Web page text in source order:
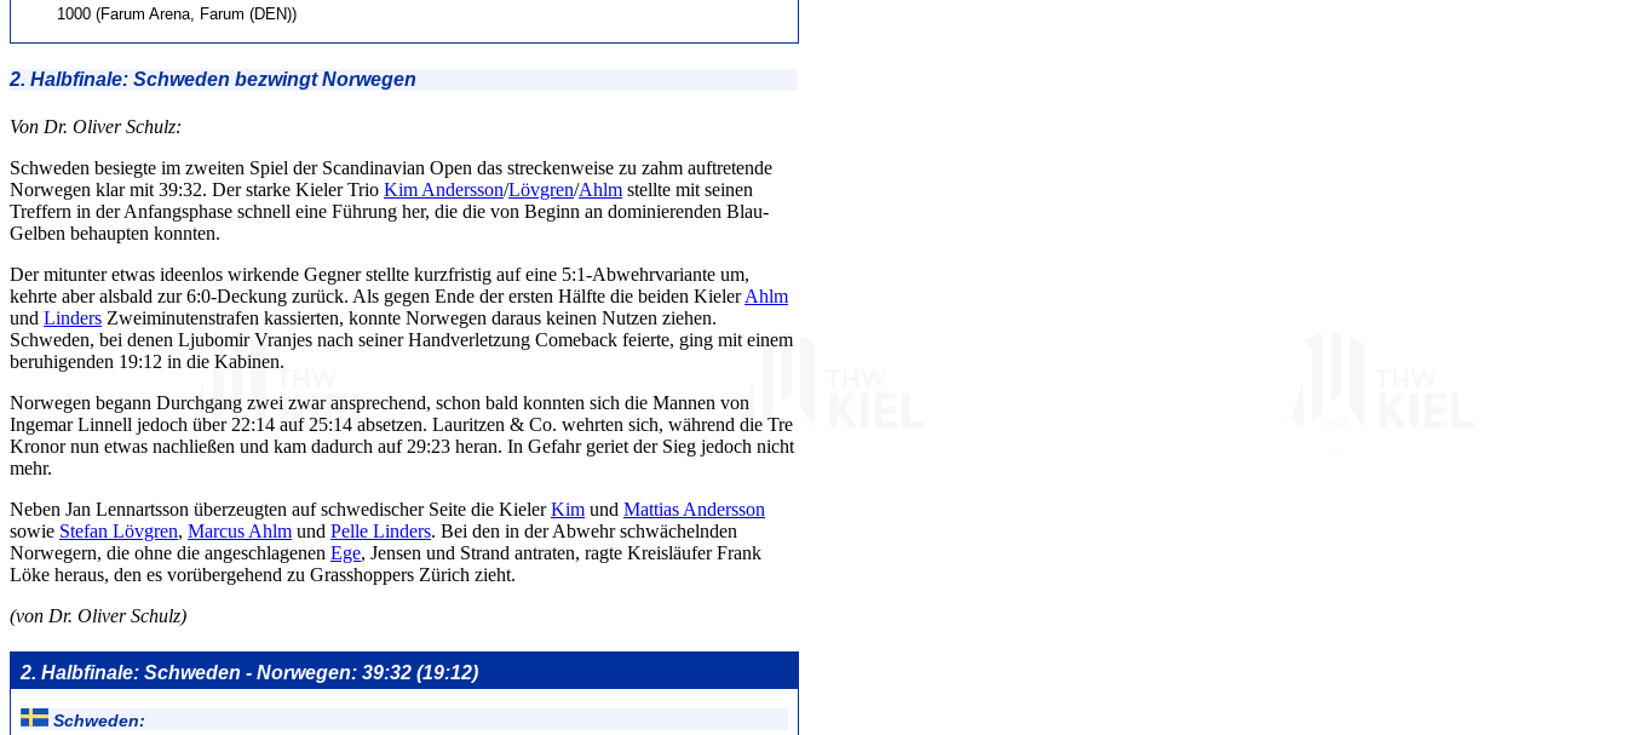
1000 (Farum Arena, Farum (DEN))
2. Halbfinale: Schweden bezwingt Norwegen
Von Dr. Oliver Schulz:
Schweden besiegte im zweiten Spiel der Scandinavian Open das streckenweise zu zahm auftretende
Norwegen klar mit 39:32. Der starke Kieler Trio Kim Andersson/Lövgren/Ahlm stellte mit seinen
Treffern in der Anfangsphase schnell eine Führung her, die die von Beginn an dominierenden Blau-
Gelben behaupten konnten.
Der mitunter etwas ideenlos wirkende Gegner stellte kurzfristig auf eine 5:1-Abwehrvariante um,
kehrte aber alsbald zur 6:0-Deckung zurück. Als gegen Ende der ersten Hälfte die beiden KielerAhlm
und Linders Zweiminutenstrafen kassierten, konnte Norwegen daraus keinen Nutzen ziehen.
Schweden, bei denen Ljubomir Vranjes nach seiner Handverletzung Comeback feierte, ging mit einem
beruhigenden 19:12 in die Kabinen.
Norwegen begann Durchgang zwei zwar ansprechend, schon bald konnten sich die Mannen von
Ingemar Linnell jedoch über 22:14 auf 25:14 absetzen. Lauritzen & Co. wehrten sich, während die Tre
Kronor nun etwas nachließen und kam dadurch auf 29:23 heran. In Gefahr geriet der Sieg jedoch nicht
mehr.
Neben Jan Lennartsson überzeugten auf schwedischer Seite die KielerKim und Mattias Andersson
sowie Stefan Lövgren, Marcus Ahlm und Pelle Linders. Bei den in der Abwehr schwächelnden
Norwegern, die ohne die angeschlagenen Ege, Jensen und Strand antraten, ragte Kreisläufer Frank
Löke heraus, den es vorübergehend zu Grasshoppers Zürich zieht.
(von Dr. Oliver Schulz)
2. Halbfinale: Schweden - Norwegen: 39:32 (19:12)
Schweden: